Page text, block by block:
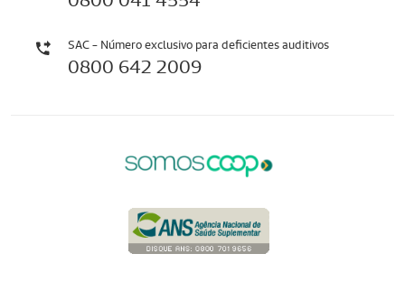
SAC - Número exclusivo para deficientes auditivos
0800 642 2009